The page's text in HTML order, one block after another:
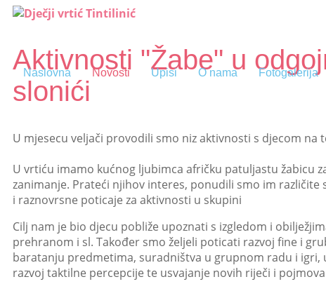
Naslovna Novosti Upisi O nama Fotogalerija
Aktivnosti "Žabe" u
slonići
U mjesecu veljači provodili smo niz aktivnosti s djecom na
U vrtiću imamo kućnog ljubimca afričku patuljastu žabicu
zanimanje. Prateći njihov interes, ponudili smo im različite
i raznovrsne poticaje za aktivnosti u skupini
Cilj nam je bio djecu pobliže upoznati s izgledom i
prehranom i sl. Također smo željeli poticati razvoj fine i
baratanju predmetima, suradništva u grupnom radu i igri,
razvoj taktilne percepcije te usvajanje novih riječi i